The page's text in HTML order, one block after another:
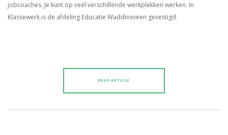
jobcoaches. Je kunt op veel verschillende werkplekken werken. In
Klassewerk is de afdeling Educatie Waddinxveen gevestigd.
READ ARTICLE